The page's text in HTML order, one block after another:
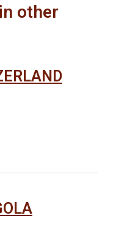
other